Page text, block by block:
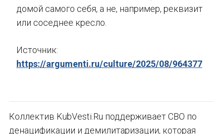
домой самого себя, а не, например, реквизит
или соседнее кресло.
Источник:
https://argumenti.ru/culture/2025/08/964377
Коллектив KubVesti.Ru поддерживает СВО по
денацификации и демилитаризации, которая